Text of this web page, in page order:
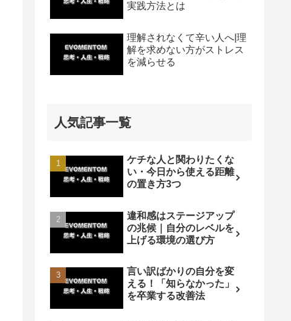
実践方法とは
理解されなくて辛い人へ|理
解を求めない方がストレス
を減らせる
人気記事一覧
ケチな人と関わりたくな
い・今日から使える距離
の置き方3つ
違和感はステージアップ
の兆候｜自分のレベルを
上げる環境の選び方
言い訳ばかりの自分を変
える！「知らなかった」
を卒業する改善法